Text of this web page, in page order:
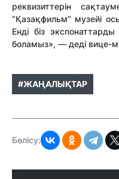
реквизиттерін
“Қазақфильм” музейі
Енді біз
боламыз», — деді вице-
#ЖАҢАЛЫҚТАР
Бөлісу: